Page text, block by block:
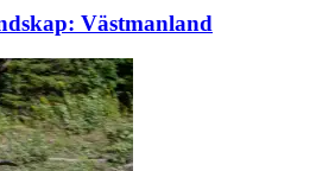
Västmanland